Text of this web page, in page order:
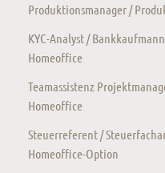
Produktionsmanager /
KYC-Analyst /
Homeoffice
Teamassistenz
Homeoffice
Steuerreferent /
Homeoffice-Option